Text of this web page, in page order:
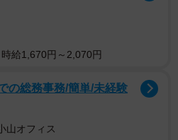
給1,670円～2,070円
の総務事務/簡単/未経験
山オフィス